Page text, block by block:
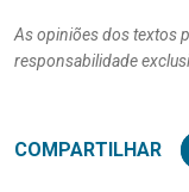
As opiniões dos textos
responsabilidade
COMPARTILHAR